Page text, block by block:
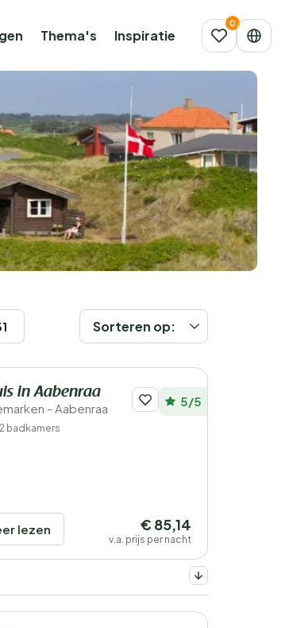
Thema's Inspiratie
Sorteren op:
in Aabenraa
- Aabenraa 5/5
2 badkamers
lezen € 85,14
v.a. prijs per nacht